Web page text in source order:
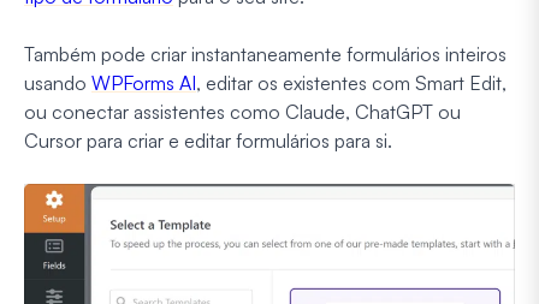
Também pode criar instantaneamente formulários inteiros
usando WPForms AI, editar os existentes com Smart Edit,
ou conectar assistentes como Claude, ChatGPT ou
Cursor para criar e editar formulários para si.